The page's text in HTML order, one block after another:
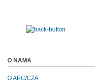
O NAMA
O APC/CZA